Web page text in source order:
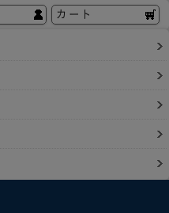
カート